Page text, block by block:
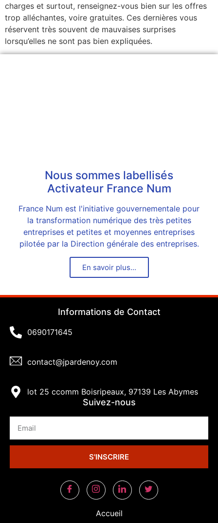
charges et surtout, renseignez-vous bien sur les offres
trop alléchantes, voire gratuites. Ces dernières vous
réservent très souvent de mauvaises surprises
lorsqu’elles ne sont pas bien expliquées.
Nous sommes labellisés
Activateur France Num
France Num est l'initiative gouvernementale pour
la transformation numérique des très petites
entreprises et petites et moyennes entreprises
pilotée par la Direction générale des entreprises.
En savoir plus...
Informations de Contact
0690171645
contact@jpardenoy.com
lot 25 ccomm Boisripeaux, 97139 Les Abymes
Suivez-nous
S'INSCRIRE
Accueil